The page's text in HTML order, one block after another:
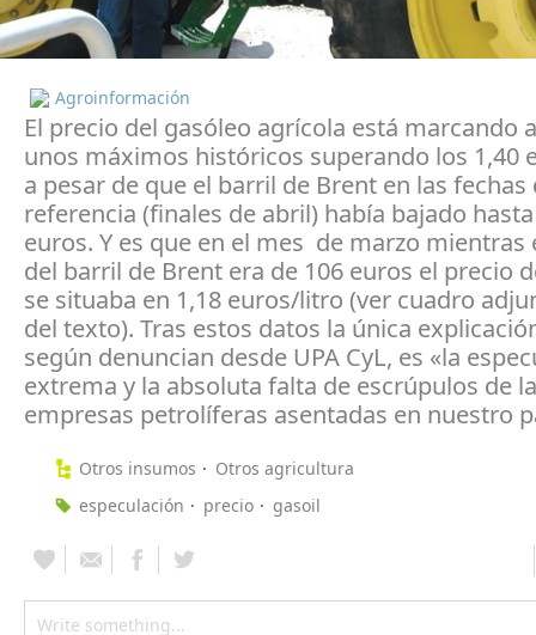
Agroinformación
El precio del gasóleo agrícola está marcando
unos máximos históricos superando los 1,40
a pesar de que el barril de Brent en las fechas
referencia (finales de abril) había bajado
euros. Y es que en el mes de marzo mientras
del barril de Brent era de 106 euros el precio
se situaba en 1,18 euros/litro (ver cuadro
del texto). Tras estos datos la única
según denuncian desde UPA CyL, es «la
extrema y la absoluta falta de escrúpulos de
empresas petrolíferas asentadas en nuestro
Otros insumos
Otros agricultura
especulación
precio gasoil